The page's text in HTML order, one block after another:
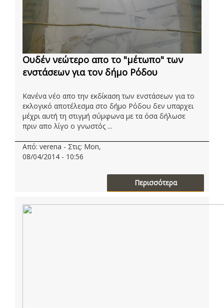
Ουδέν νεώτερο απο το "μέτωπο" των
ενστάσεων για τον δήμο Ρόδου
Κανένα νέο απο την εκδίκαση των ενστάσεων για το
εκλογικό αποτέλεσμα στο δήμο Ρόδου δεν υπαρχει
μέχρι αυτή τη στιγμή σύμφωνα με τα όσα δήλωσε
πριν απο λίγο ο γνωστός ...
Από: verena - Στις: Mon,
08/04/2014 - 10:56
Περισσότερα